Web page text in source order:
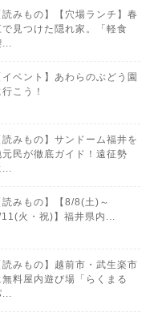
読みもの】【穴場ランチ】春
で見つけた隠れ家。「軽食
...
イベント】あわらのぶどう園
行こう！
読みもの】サンドーム福井を
元民が徹底ガイド！遠征勢
...
読みもの】【8/8(土)～
火・祝)】福井県内...
読みもの】越前市・武生楽市
無料屋内遊び場「らくまる
...